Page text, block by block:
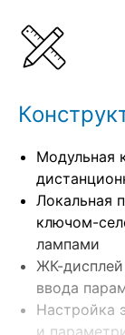
Модульная
Локальная
ключом-
лампами
ЖК-дисплей
ввода
Настройка
и